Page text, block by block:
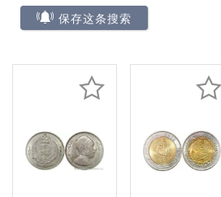
保存这条搜索